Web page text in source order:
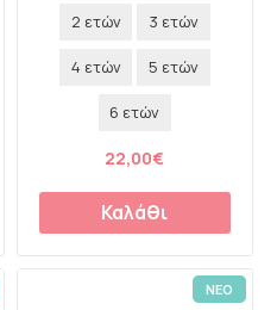
2 ετών 3 ετών
4 ετών 5 ετών
6 ετών
22,00€
Καλάθι
ΝΕΟ